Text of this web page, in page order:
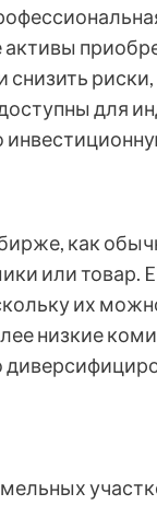
для
как
или товар.
их
низкие